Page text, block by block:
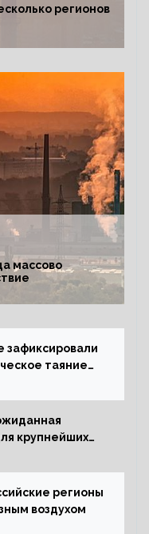
регионов
массово
зафиксировали
таяние
крупнейших
регионы
воздухом